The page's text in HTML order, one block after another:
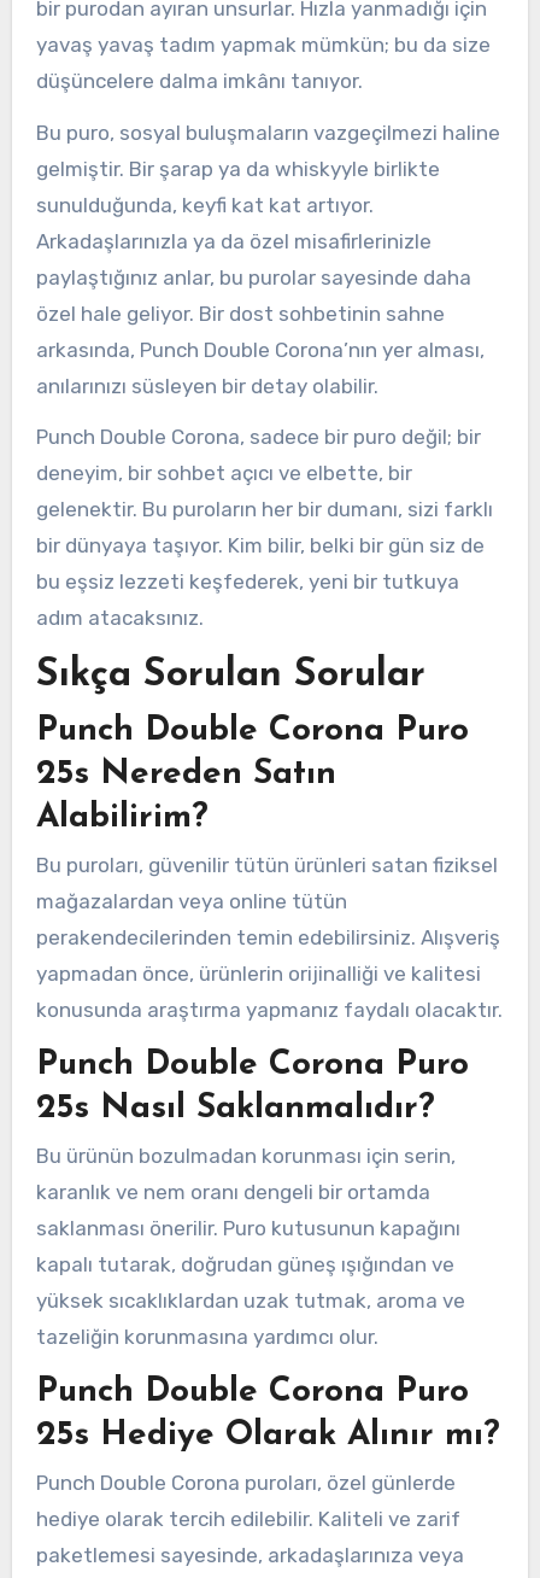
bir purodan ayıran unsurlar. Hızla yanmadığı için
yavaş yavaş tadım yapmak mümkün; bu da size
düşüncelere dalma imkânı tanıyor.
Bu puro, sosyal buluşmaların vazgeçilmezi haline
gelmiştir. Bir şarap ya da whiskyyle birlikte
sunulduğunda, keyfi kat kat artıyor.
Arkadaşlarınızla ya da özel misafirlerinizle
paylaştığınız anlar, bu purolar sayesinde daha
özel hale geliyor. Bir dost sohbetinin sahne
arkasında, Punch Double Corona’nın yer alması,
anılarınızı süsleyen bir detay olabilir.
Punch Double Corona, sadece bir puro değil; bir
deneyim, bir sohbet açıcı ve elbette, bir
gelenektir. Bu puroların her bir dumanı, sizi farklı
bir dünyaya taşıyor. Kim bilir, belki bir gün siz de
bu eşsiz lezzeti keşfederek, yeni bir tutkuya
adım atacaksınız.
Sıkça Sorulan Sorular
Punch Double Corona Puro
25s Nereden Satın
Alabilirim?
Bu puroları, güvenilir tütün ürünleri satan fiziksel
mağazalardan veya online tütün
perakendecilerinden temin edebilirsiniz. Alışveriş
yapmadan önce, ürünlerin orijinalliği ve kalitesi
konusunda araştırma yapmanız faydalı olacaktır.
Punch Double Corona Puro
25s Nasıl Saklanmalıdır?
Bu ürünün bozulmadan korunması için serin,
karanlık ve nem oranı dengeli bir ortamda
saklanması önerilir. Puro kutusunun kapağını
kapalı tutarak, doğrudan güneş ışığından ve
yüksek sıcaklıklardan uzak tutmak, aroma ve
tazeliğin korunmasına yardımcı olur.
Punch Double Corona Puro
25s Hediye Olarak Alınır mı?
Punch Double Corona puroları, özel günlerde
hediye olarak tercih edilebilir. Kaliteli ve zarif
paketlemesi sayesinde, arkadaşlarınıza veya